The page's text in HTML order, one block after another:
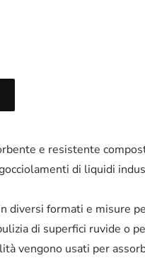
e resistente
di liquidi
diversi formati e misure
di superfici ruvide o
vengono usati per